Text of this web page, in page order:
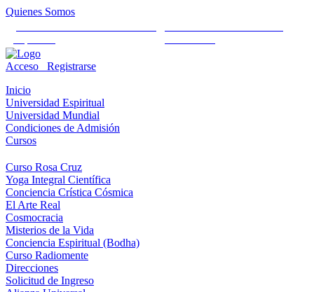
Quienes Somos
Acceso
Registrarse
Inicio
Universidad Espiritual
Universidad Mundial
Condiciones de Admisión
Cursos
Curso Rosa Cruz
Yoga Integral Científica
Conciencia Crística Cósmica
El Arte Real
Cosmocracia
Misterios de la Vida
Conciencia Espiritual (Bodha)
Curso Radiomente
Direcciones
Solicitud de Ingreso